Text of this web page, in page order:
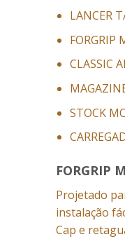
LANCER
FORGRIP
CLASSIC
STOCK
FORGRIP
Projetado
instalação
Cap e